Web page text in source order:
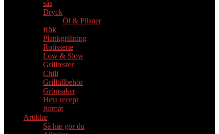
sås
Dryck
Öl & Pilsner
Rök
Plankgrillning
Rotisserie
Low & Slow
Grillrester
Chili
Grilltillbehör
Grönsaker
Heta recept
Julmat
Artiklar
Så här gör du